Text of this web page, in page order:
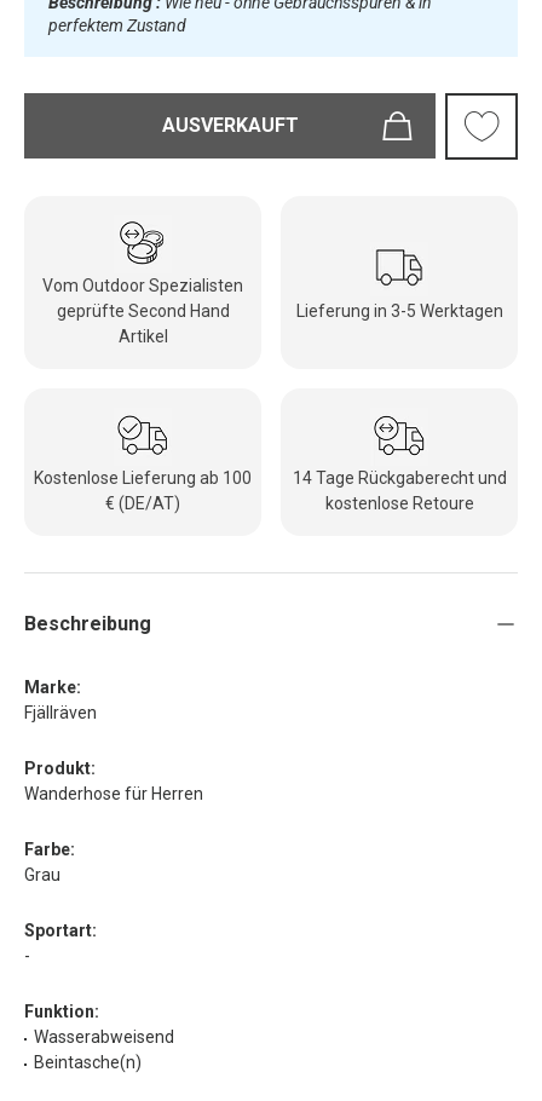
perfektem Zustand
AUSVERKAUFT
Vom Outdoor Spezialisten
geprüfte Second Hand
Artikel
Lieferung in 3-5 Werktagen
Kostenlose Lieferung ab 100
€ (DE/AT)
14 Tage Rückgaberecht und
kostenlose Retoure
Beschreibung
Marke:
Fjällräven
Produkt:
Wanderhose für Herren
Farbe:
Grau
Sportart:
-
Funktion:
Wasserabweisend
Beintasche(n)